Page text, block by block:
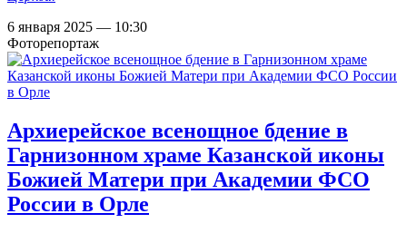
6 января 2025 — 10:30
Фоторепортаж
Архиерейское всенощное бдение в
Гарнизонном храме Казанской иконы
Божией Матери при Академии ФСО
России в Орле